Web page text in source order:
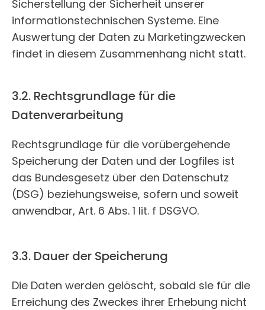
Sicherstellung der Sicherheit unserer
informationstechnischen Systeme. Eine
Auswertung der Daten zu Marketingzwecken
findet in diesem Zusammenhang nicht statt.
3.2. Rechtsgrundlage für die
Datenverarbeitung
Rechtsgrundlage für die vorübergehende
Speicherung der Daten und der Logfiles ist
das Bundesgesetz über den Datenschutz
(DSG) beziehungsweise, sofern und soweit
anwendbar, Art. 6 Abs. 1 lit. f DSGVO.
3.3. Dauer der Speicherung
Die Daten werden gelöscht, sobald sie für die
Erreichung des Zweckes ihrer Erhebung nicht